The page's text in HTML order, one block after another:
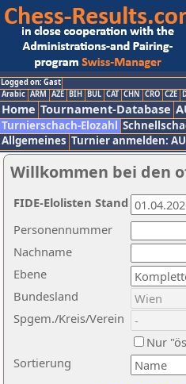
Logged on: Gast
Arabic ARM AZE BIH BUL CAT CHN CRO CZE
Home Tournament-Database
Turnierschach-Elozahl
Allgemeines Turnier anmelden:
Willkommen bei den
Nachname
Ebene
Sortierung
Personennummer
Bundesland
Spgem./Kreis/Verein
Nur
FIDE-Elolisten Stand